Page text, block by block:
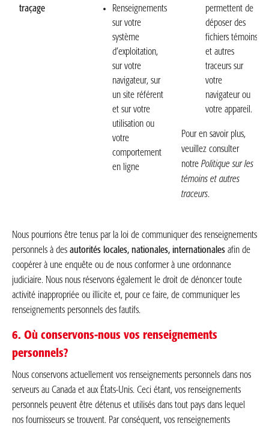
traçage
Renseignements
sur votre
système
d’exploitation,
sur votre
navigateur, sur
un site référent
et sur votre
utilisation ou
votre
comportement
en ligne
permettent de
déposer des
fichiers témoins
et autres
traceurs sur
votre
navigateur ou
votre appareil.
Pour en savoir plus,
veuillez consulter
notre Politique sur les
témoins et autres
traceurs.
Nous pourrions être tenus par la loi de communiquer des renseignements
personnels à des autorités locales, nationales, internationales afin de
coopérer à une enquête ou de nous conformer à une ordonnance
judiciaire. Nous nous réservons également le droit de dénoncer toute
activité inappropriée ou illicite et, pour ce faire, de communiquer les
renseignements personnels des fautifs.
6. Où conservons-nous vos renseignements
personnels?
Nous conservons actuellement vos renseignements personnels dans nos
serveurs au Canada et aux États-Unis. Ceci étant, vos renseignements
personnels peuvent être détenus et utilisés dans tout pays dans lequel
nos fournisseurs se trouvent. Par conséquent, vos renseignements